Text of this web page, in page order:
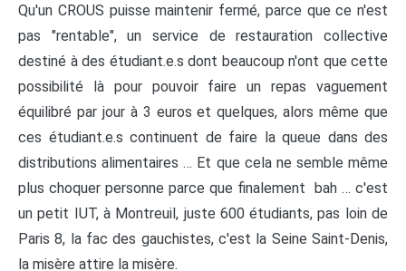
Qu'un CROUS puisse maintenir fermé, parce que ce n'est
pas "rentable", un service de restauration collective
destiné à des étudiant.e.s dont beaucoup n'ont que cette
possibilité là pour pouvoir faire un repas vaguement
équilibré par jour à 3 euros et quelques, alors même que
ces étudiant.e.s continuent de faire la queue dans des
distributions alimentaires … Et que cela ne semble même
plus choquer personne parce que finalement bah … c'est
un petit IUT, à Montreuil, juste 600 étudiants, pas loin de
Paris 8, la fac des gauchistes, c'est la Seine Saint-Denis,
la misère attire la misère.